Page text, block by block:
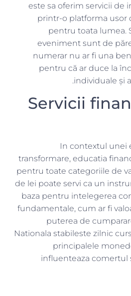
este sa oferim servicii de
printr-o platforma usor
pentru toata lumea.
eveniment sunt de
numerar nu ar fi una
pentru că ar duce la
individuale și
Servicii
In contextul unei
transformare, educatia
pentru toate categoriile de
de lei poate servi ca un
baza pentru intelegerea
fundamentale, cum ar fi
puterea de
Nationala stabileste zilnic
principalele
influenteaza comertul